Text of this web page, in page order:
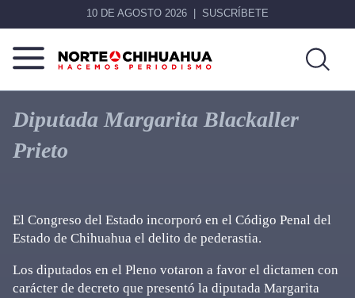
10 DE AGOSTO 2026 SUSCRÍBETE
Norte
De
Chihuahua
Más
que
noticias,
hacemos periodismo
Diputada Margarita Blackaller
Prieto
El Congreso del Estado incorporó en el Código Penal del
Estado de Chihuahua el delito de pederastia.
Los diputados en el Pleno votaron a favor el dictamen con
carácter de decreto que presentó la diputada Margarita